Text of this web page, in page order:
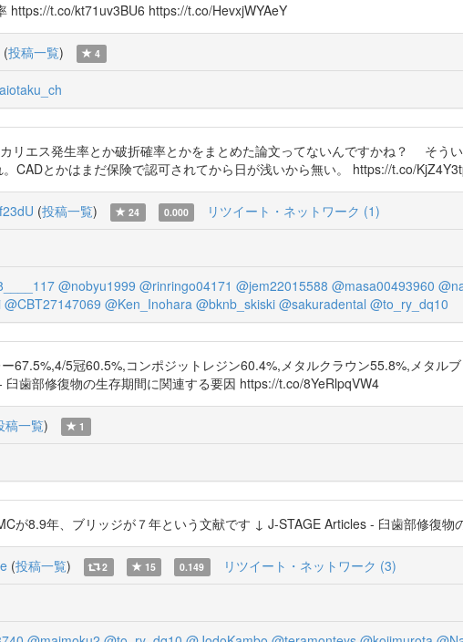
https://t.co/kt71uv3BU6 https://t.co/HevxjWYAeY
(投稿一覧) 4
リエス発生率とか破折確率とかをまとめた論文ってないんですかね？ そう
CADとかはまだ保険で認可されてから日が浅いから無い。 https://t.co/
(投稿一覧) 24 0.000 リツイート・ネットワーク (1)
@nobyu1999 @rinringo04171 @jem22015588 @masa00493960
@CBT27147069 @Ken_Inohara @bknb_skiski @sakuradental @to_ry_dq10
67.5%,4/5冠60.5%,コンポジットレジン60.4%,メタルクラウン55.8%,メタル
歯部修復物の生存期間に関連する要因 https://t.co/8YeRlpqVW4
稿一覧) 1
が8.9年、ブリッジが７年という文献です ↓ J-STAGE Articles - 臼歯部修復
(投稿一覧) 2 15 0.149 リツイート・ネットワーク (3)